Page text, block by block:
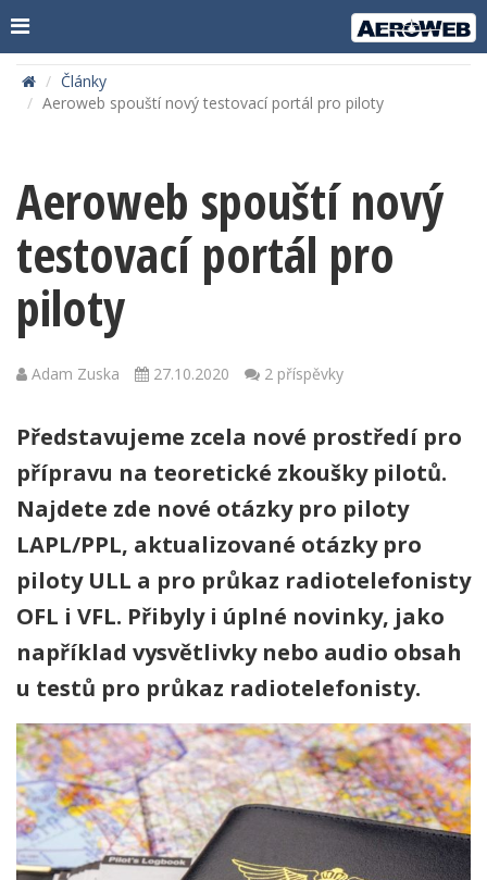
Články
Aeroweb spouští nový testovací portál pro piloty
Aeroweb spouští nový
testovací portál pro
piloty
Adam Zuska 27.10.2020 2 příspěvky
Představujeme zcela nové prostředí pro
přípravu na teoretické zkoušky pilotů.
Najdete zde nové otázky pro piloty
LAPL/PPL, aktualizované otázky pro
piloty ULL a pro průkaz radiotelefonisty
OFL i VFL. Přibyly i úplné novinky, jako
například vysvětlivky nebo audio obsah
u testů pro průkaz radiotelefonisty.